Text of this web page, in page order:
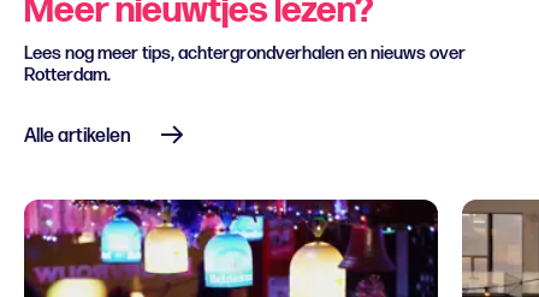
Meer nieuwtjes lezen?
Lees nog meer tips, achtergrondverhalen en nieuws over
Rotterdam.
Alle artikelen